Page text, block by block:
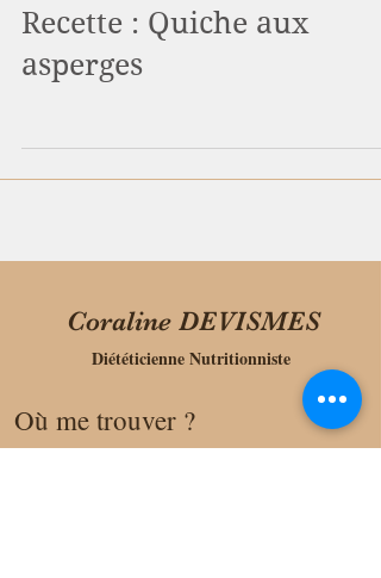
Recette : Quiche aux
asperges
Coraline DEVISMES
Diététicienne Nutritionniste
Où me trouver ?